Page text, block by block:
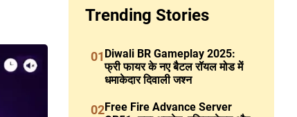
Trending Stories
01 Diwali BR Gameplay 2025:
फ्री फायर के नए बैटल रॉयल मोड में
धमाकेदार दिवाली जश्न
02Free Fire Advance Server